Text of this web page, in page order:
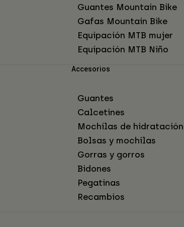
Guantes Mountain Bike
Gafas Mountain Bike
Equipación MTB mujer
Equipación MTB Niño
Accesorios
Guantes
Calcetines
Mochilas de hidratación
Bolsas y mochilas
Gorras y gorros
Bidones
Pegatinas
Recambios